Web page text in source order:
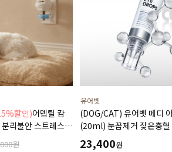
할인)어뎁틸 캄
리불안 스트레스
품(훈증기)구성)
원
유어벳
(DOG/CAT) 유어벳 메디
(20ml) 눈꼽제거 잦은충혈
눈물자국 간지러움증
23,400원